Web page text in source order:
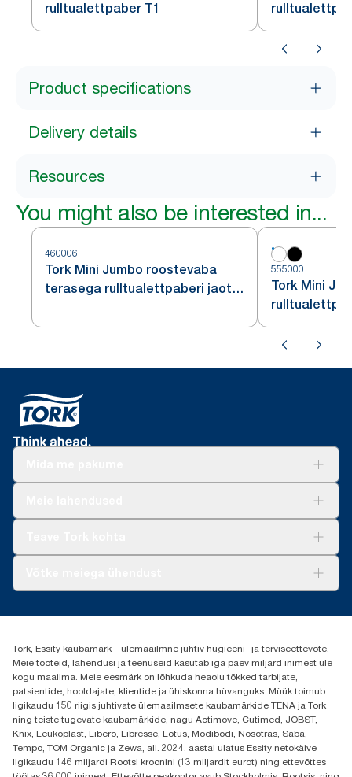
rulltualettpaber T1
Product specifications
Delivery details
Resources
You might also be interested in...
460006
Tork Mini Jumbo roostevaba
terasega rulltualettpaberi jaotur
555000
Tork Mini
+37253322264
Leia Tork maaletooja
Essity Estonia OÜ
Reti Tee 9, Peetri alevik, Rae vald
Harju maakond
75312 Estonia
Tork, Essity kaubamärk – ülemaailmne juhtiv hügieeni- ja terviseettevõte.
Meie tooteid, lahendusi ja teenuseid kasutab iga päev miljard inimest üle
kogu maailma. Meie eesmärk on lõhkuda heaolu tõkked tarbijate,
patsientide, hooldajate, klientide ja ühiskonna hüvanguks. Müük toimub
ligikaudu 150 riigis juhtivate ülemaailmsete kaubamärkide TENA ja Tork
ning teiste tugevate kaubamärkide, nagu Actimove, Cutimed, JOBST,
Knix, Leukoplast, Libero, Libresse, Lotus, Modibodi, Nosotras, Saba,
Tempo, TOM Organic ja Zewa, all. 2024. aastal ulatus Essity netokäive
ligikaudu 146 miljardi Rootsi kroonini (13 miljardit eurot) ning ettevõttes